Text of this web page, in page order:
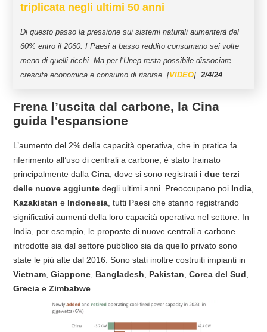
triplicata negli ultimi 50 anni
Di questo passo la pressione sui sistemi naturali aumenterà del
60% entro il 2060. I Paesi a basso reddito consumano sei volte
meno di quelli ricchi. Ma per l’Unep resta possibile dissociare
crescita economica e consumo di risorse. [VIDEO] 2/4/24
Frena l’uscita dal carbone, la Cina
guida l’espansione
L’aumento del 2% della capacità operativa, che in pratica fa
riferimento all’uso di centrali a carbone, è stato trainato
principalmente dalla Cina, dove si sono registrati i due terzi
delle nuove aggiunte degli ultimi anni. Preoccupano poi India,
Kazakistan e Indonesia, tutti Paesi che stanno registrando
significativi aumenti della loro capacità operativa nel settore. In
India, per esempio, le proposte di nuove centrali a carbone
introdotte sia dal settore pubblico sia da quello privato sono
state le più alte dal 2016. Sono stati inoltre costruiti impianti in
Vietnam, Giappone, Bangladesh, Pakistan, Corea del Sud,
Grecia e Zimbabwe.